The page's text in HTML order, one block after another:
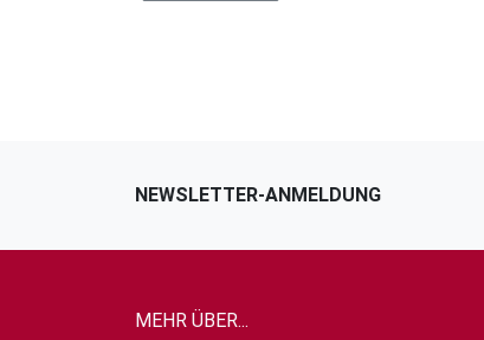
NEWSLETTER-ANMELDUNG
MEHR ÜBER...